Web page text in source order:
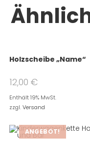
Holzscheibe „Name“
12,00 €
Enthält 19% MwSt.
zzgl.Versand
ANGEBOT!